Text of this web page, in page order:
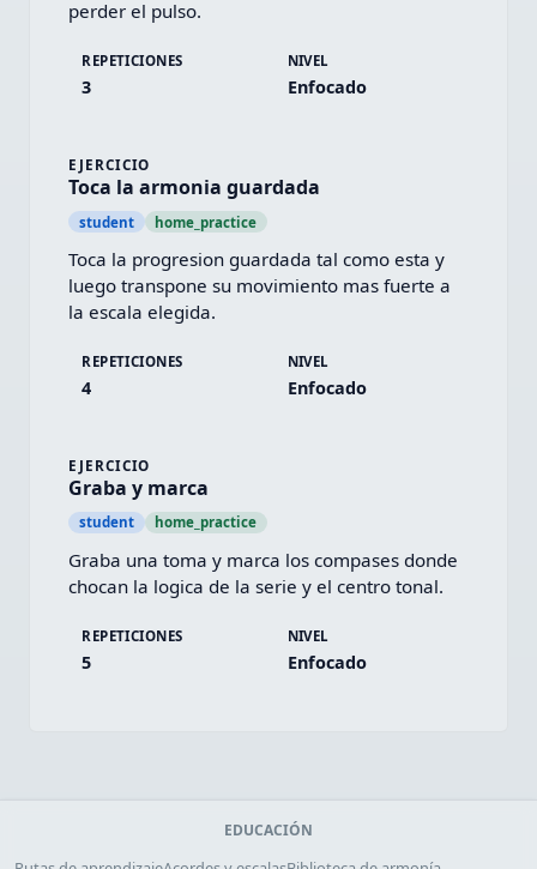
perder el pulso.
REPETICIONES
3
NIVEL
Enfocado
EJERCICIO
Toca la armonia guardada
student home_practice
Toca la progresion guardada tal como esta y
luego transpone su movimiento mas fuerte a
la escala elegida.
REPETICIONES
4
NIVEL
Enfocado
EJERCICIO
Graba y marca
student home_practice
Graba una toma y marca los compases donde
chocan la logica de la serie y el centro tonal.
REPETICIONES
5
NIVEL
Enfocado
EDUCACIÓN